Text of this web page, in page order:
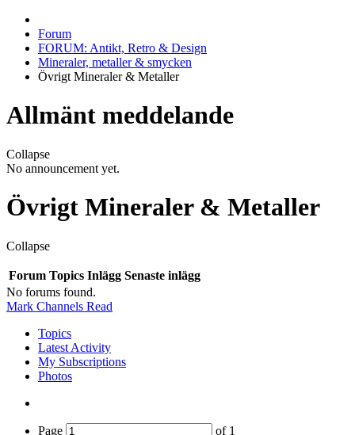
Forum
FORUM: Antikt, Retro & Design
Mineraler, metaller & smycken
Övrigt Mineraler & Metaller
Allmänt meddelande
Collapse
No announcement yet.
Övrigt Mineraler & Metaller
Collapse
Forum Topics Inlägg Senaste inlägg
No forums found.
Mark Channels Read
Topics
Latest Activity
My Subscriptions
Photos
Page of 1